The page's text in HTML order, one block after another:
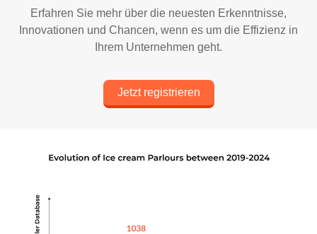
Erfahren Sie mehr über die neuesten Erkenntnisse,
Innovationen und Chancen, wenn es um die Effizienz in
Ihrem Unternehmen geht.
Jetzt registrieren